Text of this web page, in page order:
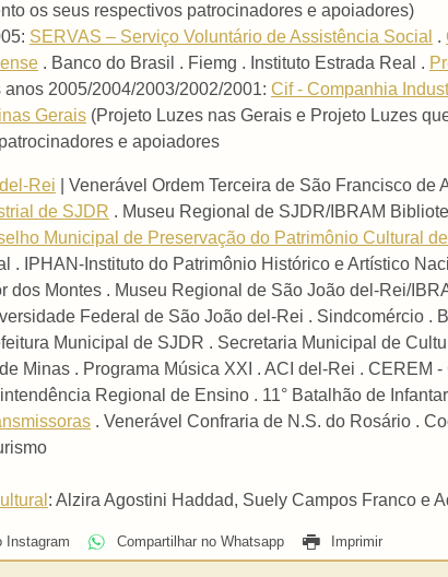
os seus respectivos patrocinadores e apoiadores)
SERVAS – Serviço Voluntário de Assistência Social .
. Banco do Brasil . Fiemg . Instituto Estrada Real .
2005/2004/2003/2002/2001: Cif - Companhia
Gerais (Projeto Luzes nas Gerais e Projeto Luzes
e apoiadores
Rei | Venerável Ordem Terceira de São Francisco de
de SJDR . Museu Regional de SJDR/IBRAM
Municipal de Preservação do Patrimônio Cultural
. IPHAN-Instituto do Patrimônio Histórico e Artístico
dos Montes . Museu Regional de São João del-Rei/
Federal de São João del-Rei . Sindcomércio .
Municipal de SJDR . Secretaria Municipal de
Minas . Programa Música XXI . ACI del-Rei . CEREM
Regional de Ensino . 11° Batalhão de
. Venerável Confraria de N.S. do Rosário .
: Alzira Agostini Haddad, Suely Campos Franco e
Instagram Compartilhar no Whatsapp Imprimir